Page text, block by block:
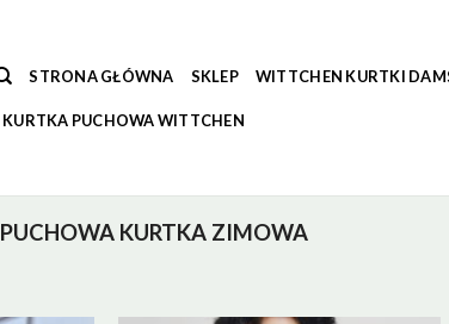
STRONA GŁÓWNA SKLEP WITTCHEN KURTKI
KURTKA PUCHOWA WITTCHEN
PUCHOWA KURTKA ZIMOWA